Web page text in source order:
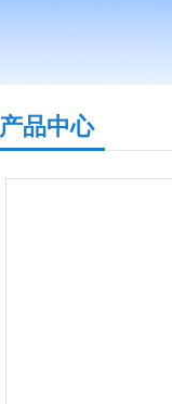
产品中心